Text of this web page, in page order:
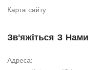
Карта сайту
Зв'яжіться З Нами
Адреса: